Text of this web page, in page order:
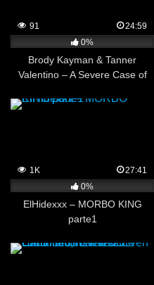
91
24:59
0%
Brody Kayman & Tanner
Valentino – A Severe Case of
1K
27:41
0%
ElHidexxx – MORBO KING
parte1